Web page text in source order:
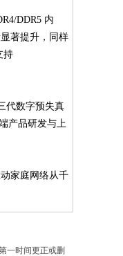
DDR5 内
著提升，同样
持
代数字预失真
产品研发与上
家庭网络从千
一时间更正或删